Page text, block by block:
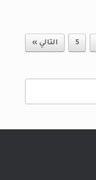
5 التالي »